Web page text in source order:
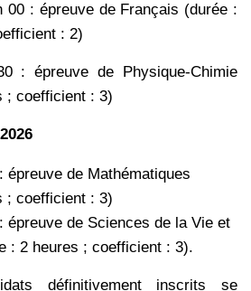
00 : épreuve de Français (durée :
: 2)
: épreuve de Physique-Chimie
; coefficient : 3)
épreuve de Mathématiques
; coefficient : 3)
épreuve de Sciences de la Vie et
: 2 heures ; coefficient : 3).
définitivement inscrits se